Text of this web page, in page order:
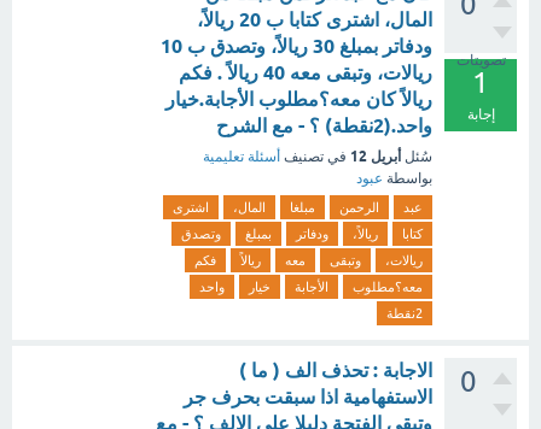
تصويتات
1
إجابة
المال، اشترى كتابا ب 20 ريالاً،
ودفاتر بمبلغ 30 ريالاً، وتصدق ب 10
ريالات، وتبقى معه 40 ريالاً . فكم
ريالاً كان معه؟مطلوب الأجابة.خيار
واحد.(2نقطة) ؟ - مع الشرح
سُئل أبريل 12 في تصنيف أسئلة تعليمية
بواسطة عبود
عبد الرحمن مبلغا المال،
اشترى
كتابا
ريالاً، ودفاتر بمبلغ
وتصدق
ريالات،
وتبقى معه ريالاً
فكم
معه؟مطلوب
الأجابة خيار
واحد
2نقطة
0
الاجابة : تحذف الف ( ما )
الاستفهامية اذا سبقت بحرف جر
وتبقى الفتحة دليلا على الالف ؟ - مع